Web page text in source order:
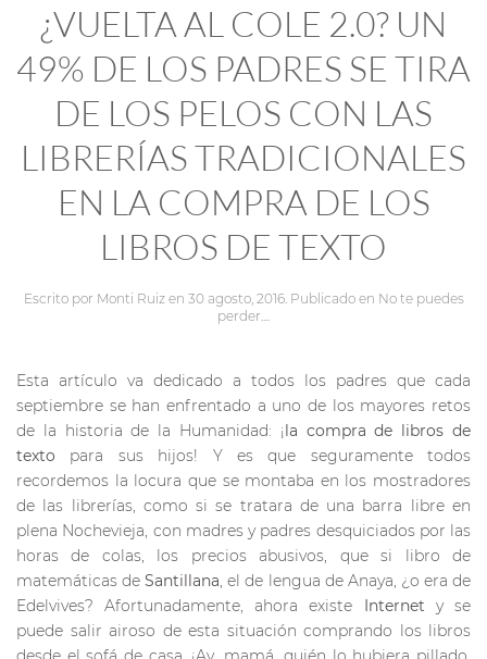
¿VUELTA AL COLE 2.0? UN
49% DE LOS PADRES SE TIRA
DE LOS PELOS CON LAS
LIBRERÍAS TRADICIONALES
EN LA COMPRA DE LOS
LIBROS DE TEXTO
Escrito por Monti Ruizen 30 agosto, 2016. Publicado en No te puedes
perder...
Esta artículo va dedicado a todos los padres que cada
septiembre se han enfrentado a uno de los mayores retos
de la historia de la Humanidad: ¡la compra de libros de
texto para sus hijos! Y es que seguramente todos
recordemos la locura que se montaba en los mostradores
de las librerías, como si se tratara de una barra libre en
plena Nochevieja, con madres y padres desquiciados por las
horas de colas, los precios abusivos, que si libro de
matemáticas deSantillana, el de lengua de Anaya, ¿o era de
Edelvives? Afortunadamente, ahora existe Internet y se
puede salir airoso de esta situación comprando los libros